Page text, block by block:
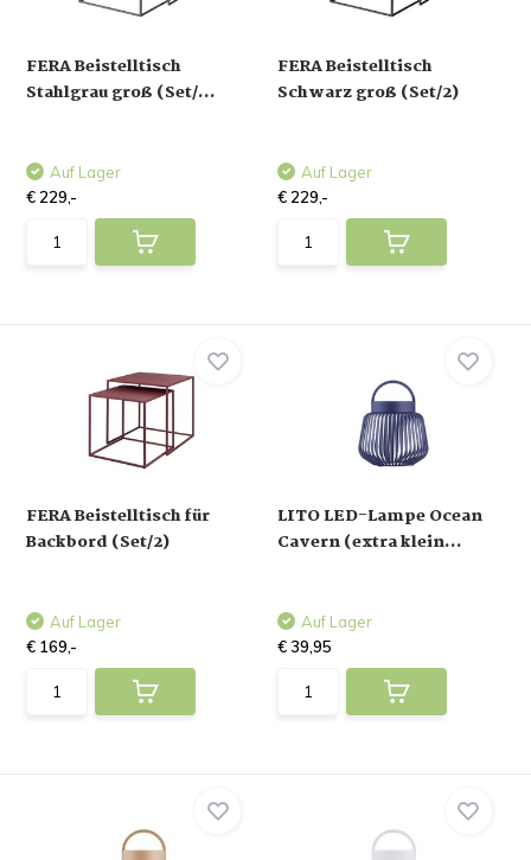
FERA Beistelltisch
Stahlgrau groß (Set/...
Auf Lager
€ 229,-
FERA Beistelltisch
Schwarz groß (Set/2)
Auf Lager
€ 229,-
FERA Beistelltisch für
Backbord (Set/2)
Auf Lager
€ 169,-
LITO LED-Lampe Ocean
Cavern (extra klein...
Auf Lager
€ 39,95